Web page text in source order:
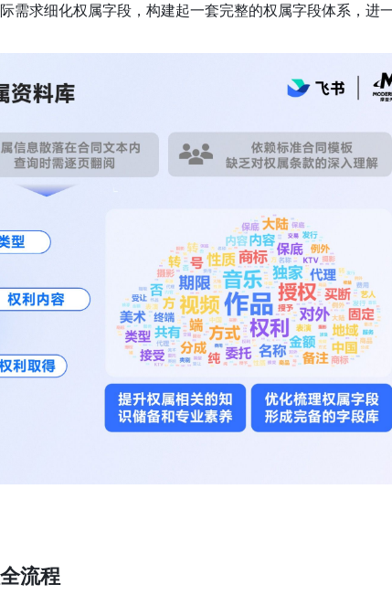
需求细化权属字段，构建起一套完整的权属字段体系，进
流程